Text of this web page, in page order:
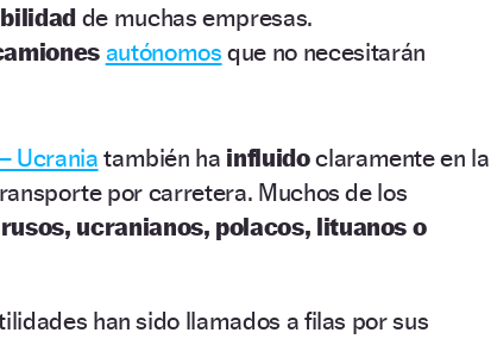
de muchas empresas.
autónomos que no necesitarán
Ucrania también ha influidoclaramente en la
por carretera. Muchos de los
rusos, ucranianos, polacos, lituanos o
han sido llamados a filas por sus